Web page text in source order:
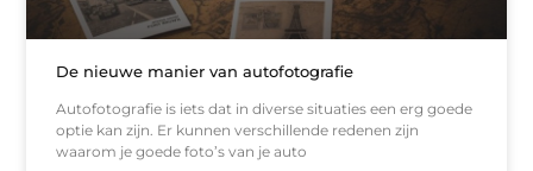
De nieuwe manier van autofotografie
Autofotografie is iets dat in diverse situaties een erg goede
optie kan zijn. Er kunnen verschillende redenen zijn
waarom je goede foto’s van je auto